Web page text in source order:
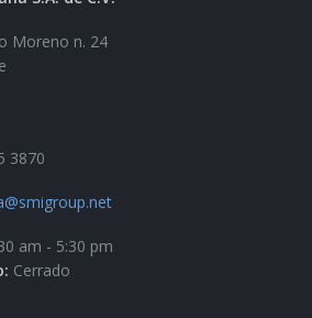
Moreno n. 24
3870
am - 5:30 pm
Cerrado